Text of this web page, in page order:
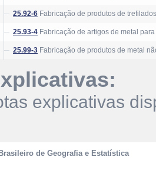
25.92-6 Fabricação de produtos de
25.93-4 Fabricação de artigos de metal
25.99-3 Fabricação de produtos de metal
explicativas
de Geografia e Estatística